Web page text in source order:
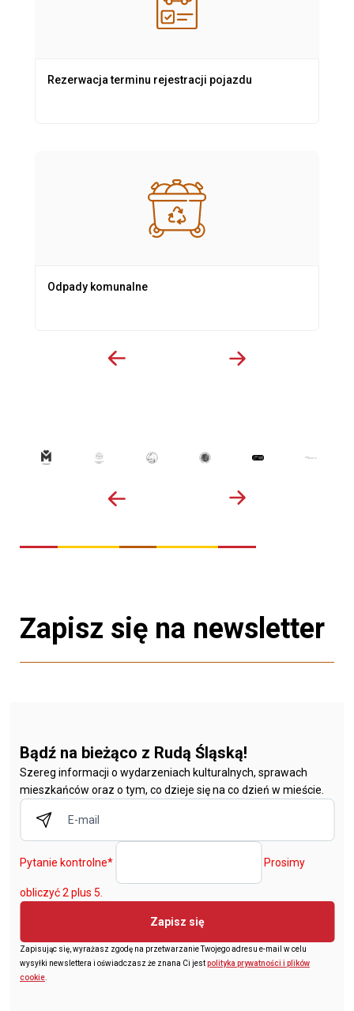
Rezerwacja terminu rejestracji pojazdu
Odpady komunalne
Zapisz się na newsletter
Bądź na bieżąco z Rudą Śląską!
Szereg informacji o wydarzeniach kulturalnych, sprawach
mieszkańców oraz o tym, co dzieje się na co dzień w mieście.
Pytanie kontrolne* Prosimy
obliczyć 2 plus 5.
Zapisz się
Zapisując się, wyrażasz zgodę na przetwarzanie Twojego adresu e-mail w celu
wysyłki newslettera i oświadczasz że znana Ci jestpolityka prywatności i plików
cookie